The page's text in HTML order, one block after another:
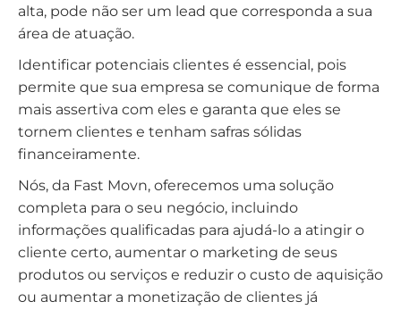
alta, pode não ser um lead que corresponda a sua
área de atuação.
Identificar potenciais clientes é essencial, pois
permite que sua empresa se comunique de forma
mais assertiva com eles e garanta que eles se
tornem clientes e tenham safras sólidas
financeiramente.
Nós, da Fast Movn, oferecemos uma solução
completa para o seu negócio, incluindo
informações qualificadas para ajudá-lo a atingir o
cliente certo, aumentar o marketing de seus
produtos ou serviços e reduzir o custo de aquisição
ou aumentar a monetização de clientes já